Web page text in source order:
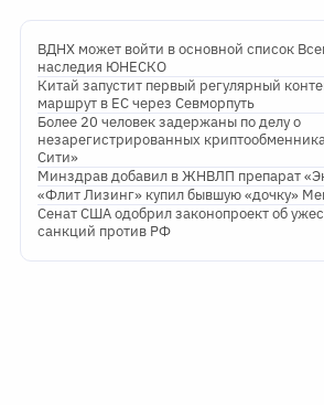
ВДНХ может войти в основной список
наследия ЮНЕСКО
Китай запустит первый регулярный
маршрут в ЕС через Севморпуть
Более 20 человек задержаны по делу о
незарегистрированных
Сити»
Минздрав добавил в ЖНВЛП препарат
«Флит Лизинг» купил бывшую «дочку»
Сенат США одобрил законопроект об
санкций против РФ